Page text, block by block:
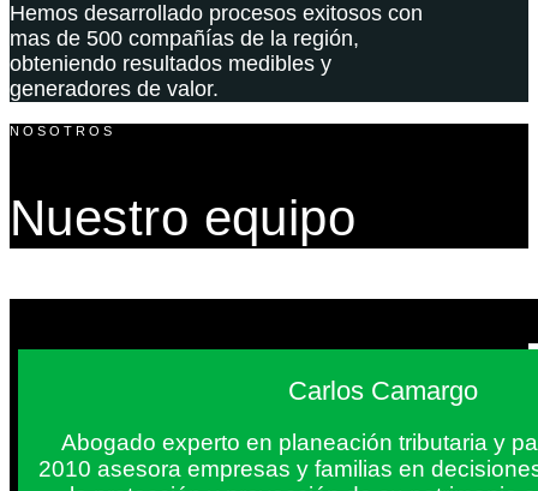
Hemos desarrollado procesos exitosos con
mas de 500 compañías de la región,
obteniendo resultados medibles y
generadores de valor.
NOSOTROS
Nuestro equipo
Carlos Camargo
Abogado experto en planeación tributaria y
2010 asesora empresas y familias en